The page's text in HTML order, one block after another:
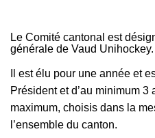
Le Comité cantonal est
générale de Vaud Unihockey.
Il est élu pour une année et
Président et d’au minimum 3
maximum, choisis dans la
l’ensemble du canton.